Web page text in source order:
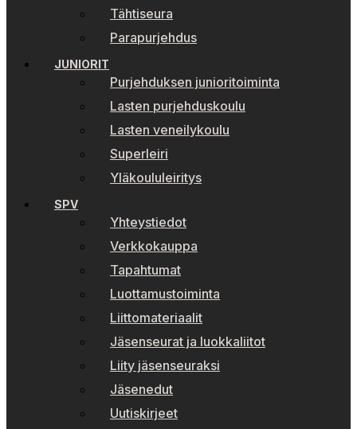
Tähtiseura
Parapurjehdus
JUNIORIT
Purjehduksen junioritoiminta
Lasten purjehduskoulu
Lasten veneilykoulu
Superleiri
Yläkoululeiritys
SPV
Yhteystiedot
Verkkokauppa
Tapahtumat
Luottamustoiminta
Liittomateriaalit
Jäsenseurat ja luokkaliitot
Liity jäsenseuraksi
Jäsenedut
Uutiskirjeet